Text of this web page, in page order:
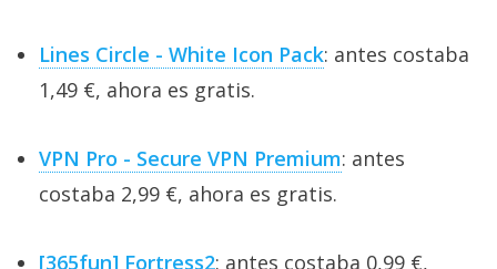
Lines Circle - White Icon Pack: antes costaba
1,49 €, ahora es gratis.
VPN Pro - Secure VPN Premium: antes
costaba 2,99 €, ahora es gratis.
[365fun] Fortress2: antes costaba 0,99 €,